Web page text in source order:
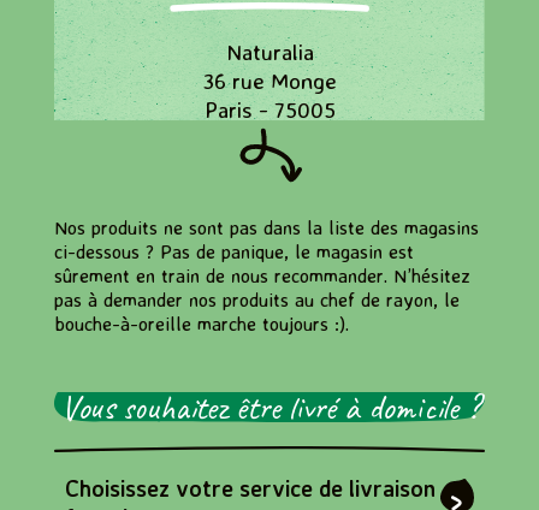
Naturalia
36 rue Monge
Paris - 75005
78, Boulevard Saint Michel
Paris - 75006
94/96 rue Mouffetard
Paris - 75005
Nos produits ne sont pas dans la liste des magasins
ci-dessous ? Pas de panique, le magasin est
sûrement en train de nous recommander. N’hésitez
pas à demander nos produits au chef de rayon, le
bouche-à-oreille marche toujours :).
Vous souhaitez être livré à domicile ?
Choisissez votre service de livraison